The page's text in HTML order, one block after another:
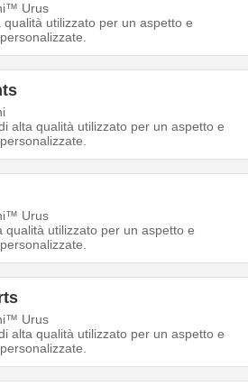
Urus
qualità utilizzato per un aspetto e
alta qualità utilizzato per un aspetto e
Urus
qualità utilizzato per un aspetto e
Urus
alta qualità utilizzato per un aspetto e